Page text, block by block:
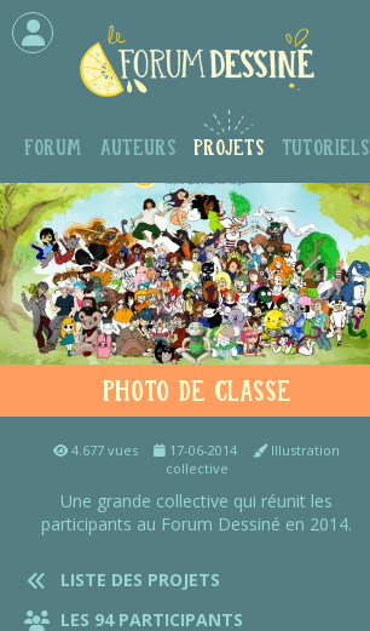
Forum Auteurs Projets Tutoriels
Photo de classe
4.677 vues 17-06-2014
Illustration
collective
Une grande collective qui réunit les
participants au Forum Dessiné en 2014.
LISTE DES PROJETS
LES 94 PARTICIPANTS